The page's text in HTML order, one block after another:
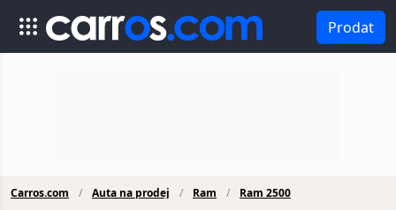
Prodat
Carros.com Auta na prodej Ram Ram 2500